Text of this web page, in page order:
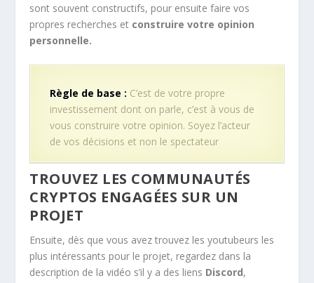
sont souvent constructifs, pour ensuite faire vos
propres recherches et construire votre opinion
personnelle.
Règle de base : C’est de votre propre
investissement dont on parle, c’est à vous de
vous construire votre opinion. Soyez l’acteur
de vos décisions et non le spectateur
TROUVEZ LES COMMUNAUTÉS
CRYPTOS ENGAGÉES SUR UN
PROJET
Ensuite, dès que vous avez trouvez les youtubeurs les
plus intéressants pour le projet, regardez dans la
description de la vidéo s’il y a des liens Discord,